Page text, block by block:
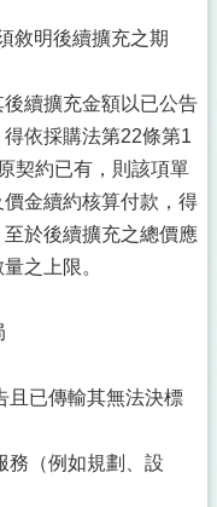
敘明後續擴充之期
續擴充金額以已公告
依採購法第22條第1
契約已有，則該項單
金續約核算付款，得
於後續擴充之總價應
之上限。
且已傳輸其無法決標
務（例如規劃、設